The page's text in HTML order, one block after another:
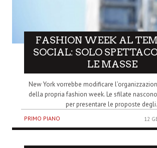
FASHION WEEK AL
SOCIAL: SOLO
LE MASSE
New York vorrebbe modificare
della propria fashion week. Le sfilate
per presentare le proposte
PRIMO PIANO 12